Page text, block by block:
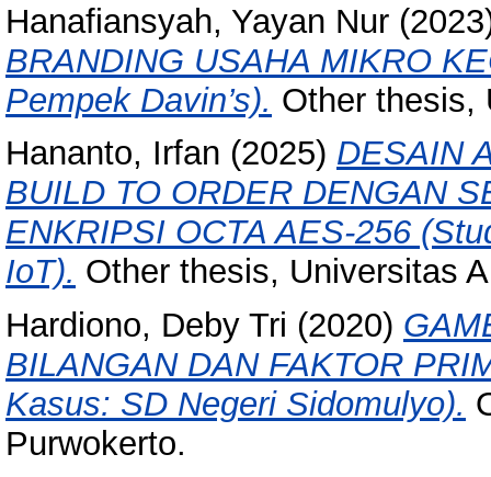
Hanafiansyah, Yayan Nur
BRANDING USAHA MIKRO
Pempek Davin’s). Other thesis,
Hananto, Irfan (2025) DESAIN
BUILD TO ORDER DENGAN
ENKRIPSI OCTA AES-256
IoT). Other thesis, Universitas
Hardiono, Deby Tri (2020)
BILANGAN DAN FAKTOR
Kasus: SD Negeri Sidomulyo).
Purwokerto.